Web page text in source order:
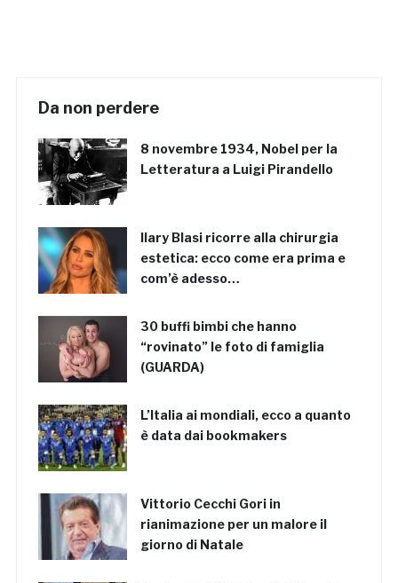
Da non perdere
8 novembre 1934, Nobel per la
Letteratura a Luigi Pirandello
Ilary Blasi ricorre alla chirurgia
estetica: ecco come era prima e
com’è adesso…
30 buffi bimbi che hanno
“rovinato” le foto di famiglia
(GUARDA)
L’Italia ai mondiali, ecco a quanto
è data dai bookmakers
Vittorio Cecchi Gori in
rianimazione per un malore il
giorno di Natale